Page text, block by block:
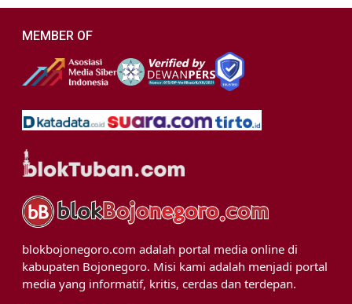
MEMBER OF
blokbojonegoro.com adalah portal media online di
kabupaten Bojonegoro. Misi kami adalah menjadi portal
media yang informatif, kritis, cerdas dan terdepan.